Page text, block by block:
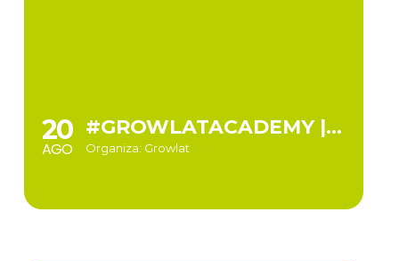
20
AGO
#GROWLATACADEMY | TALLER PRÁCTICO GROWLAT: DE VISITANTE ANÓNIMO A SUSCRIPTOR ACTIVO EN 3 CLICS
Organiza: Growlat